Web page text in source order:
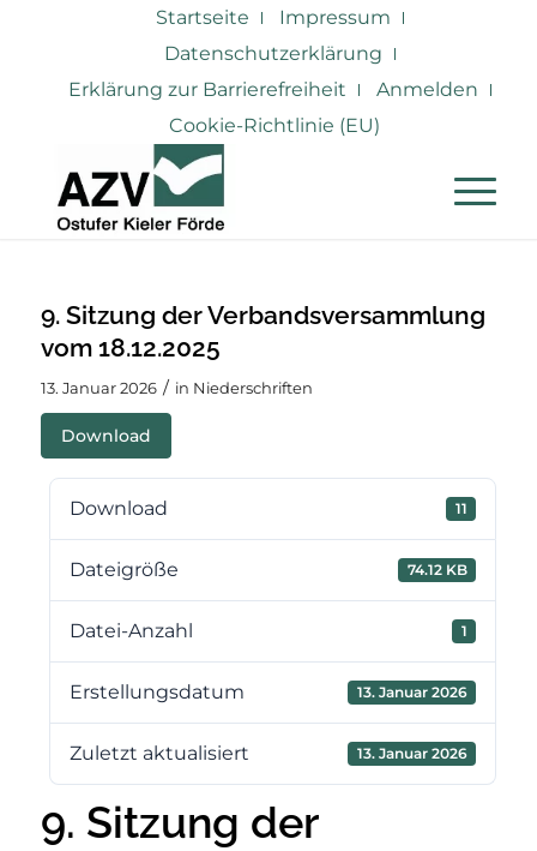
Startseite
Impressum
Datenschutzerklärung
Erklärung zur Barrierefreiheit
Anmelden
Cookie-Richtlinie (EU)
9. Sitzung der Verbandsversammlung
vom 18.12.2025
13. Januar 2026 / in Niederschriften
Download
Download 11
Dateigröße 74.12 KB
Datei-Anzahl 1
Erstellungsdatum 13. Januar 2026
Zuletzt aktualisiert 13. Januar 2026
9. Sitzung der